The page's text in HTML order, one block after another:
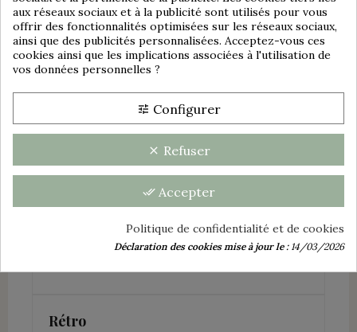
🎨 Le Voyage au Cœur des
Styles
Contemporain
L'élégance du présent. Coupes épurées et esthétique moderne
Pièces de plus de 20 ans. Qualité de confection supérieure et
Rétro
aux réseaux sociaux et à la publicité sont utilisés pour vous
offrir des fonctionnalités optimisées sur les réseaux sociaux,
ainsi que des publicités personnalisées. Acceptez-vous ces
cookies ainsi que les implications associées à l'utilisation de
vos données personnelles ?
tune Configurer
clear Refuser
done_all Accepter
Politique de confidentialité et de cookies
Déclaration des cookies mise à jour le :14/03/2026
group_work